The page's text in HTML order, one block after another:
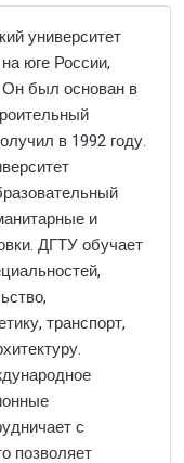
университет
юге России,
был основан в
в 1992 году.
и
ДГТУ обучает
транспорт,
с
позволяет